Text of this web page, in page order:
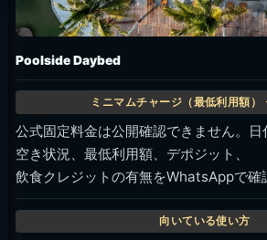
Poolside Daybed
公式固定料金は公開確認できません。日
空き状況、最低利用額、デポジット、
飲食クレジットの有無をWhatsAppで確